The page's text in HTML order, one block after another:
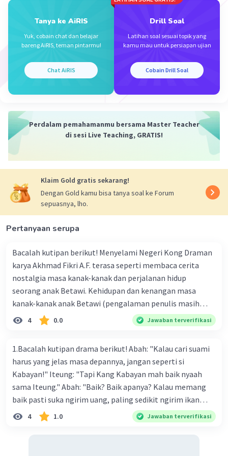
Mengapa jawabannya perkenalan kak? Krn sudah
terlihat pada kalimat "Ia adalah seorang penjual
Koran yg bernama Doni" dan juga pada paragraf
semua kalimatnya tentang pembukaan cerita.
Beri Rating·5.0(1 Balas
Tanya ke AiRIS
Yuk, cobain chat dan belajar
bareng AiRIS, teman pintarmu!
Chat AiRIS
Drill Soal
Latihan soal sesuai topik yang
kamu mau untuk persiapan ujian
Cobain Drill Soal
Perdalam pemahamanmu bersama Master Teacher
di sesi Live Teaching, GRATIS!
Klaim Gold gratis sekarang!
Dengan Gold kamu bisa tanya soal ke Forum
sepuasnya, lho.
Pertanyaan serupa
Bacalah kutipan berikut! Menyelami Negeri Kong Draman
karya Akhmad Fikri A.F. terasa seperti membaca cerita
nostalgia masa kanak-kanak dan perjalanan hidup
seorang anak Betawi. Kehidupan dan kenangan masa
kanak-kanak anak Betawi (pengalaman penulis masih
kecil) terbaca jelas di buku ini. Walaupun penulis
menuangkan pengalamannya dalam bentuk sajak atau
mudah dicerna oleh pembaca. Hal ini mungkin disebabkan
oleh penulis tidak ingin larut dalam metafora yang
berlebihan. Jika penulis menggunakan bahasa metafora,
orang-orang awam kesulitan memahami sajak-pajaknya.
Pernyataan yang sesuai dengan isi kutipan buku tersebut
adalah .... A. buku Negeri Kong Draman karya Akhmad Fikri
4 0.0 Jawaban terverifikasi
1.Bacalah kutipan drama berikut! Abah: "Kalau cari suami
harus yang jelas masa depannya, jangan seperti si
Kabayan!" Iteung: "Tapi Kang Kabayan mah baik nyaah
sama Iteung." Abah: "Baik? Baik apanya? Kalau memang
baik pasti suka ngirim uang, paling sedikit ngirim ikan
kesenangan Abah. Ikan gurame!" Ambu: "Abah teh
kumaha. Apa-apa selalu saja diukur pakai uang." Tokoh
4 1.0 Jawaban terverifikasi